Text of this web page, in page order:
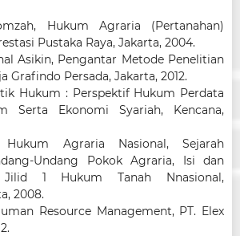
Hukum Agraria (Pertanahan)
Pustaka Raya, Jakarta, 2004.
Asikin, Pengantar Metode Penelitian
Grafindo Persada, Jakarta, 2012.
Hukum : Perspektif Hukum Perdata
Serta Ekonomi Syariah, Kencana,
Agraria Nasional, Sejarah
Undang Pokok Agraria, Isi dan
Jilid 1 Hukum Tanah Nnasional,
2008.
Resource Management, PT. Elex